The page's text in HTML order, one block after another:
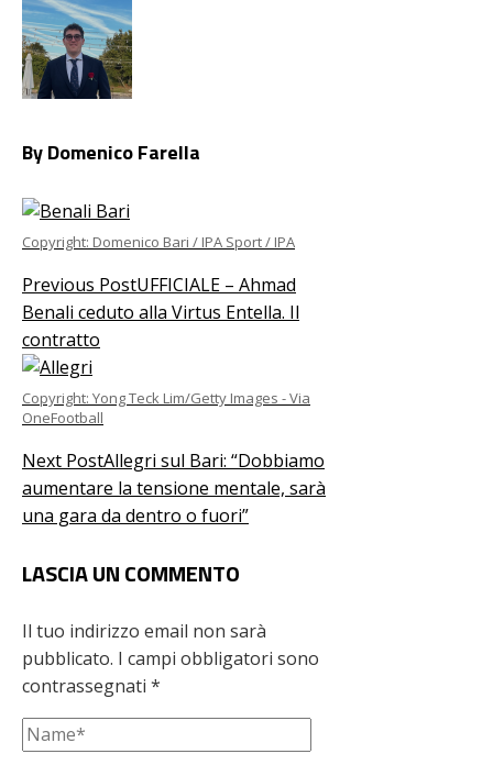
By Domenico Farella
Copyright: Domenico Bari / IPA Sport / IPA
Previous PostUFFICIALE – Ahmad
Benali ceduto alla Virtus Entella. Il
contratto
Copyright: Yong Teck Lim/Getty Images - Via
OneFootball
Next PostAllegri sul Bari: “Dobbiamo
aumentare la tensione mentale, sarà
una gara da dentro o fuori”
LASCIA UN COMMENTO
Il tuo indirizzo email non sarà
pubblicato. I campi obbligatori sono
contrassegnati *